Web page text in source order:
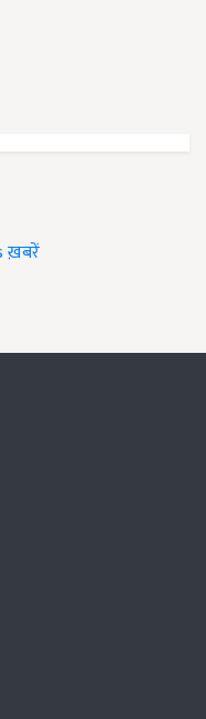
ख़बरें